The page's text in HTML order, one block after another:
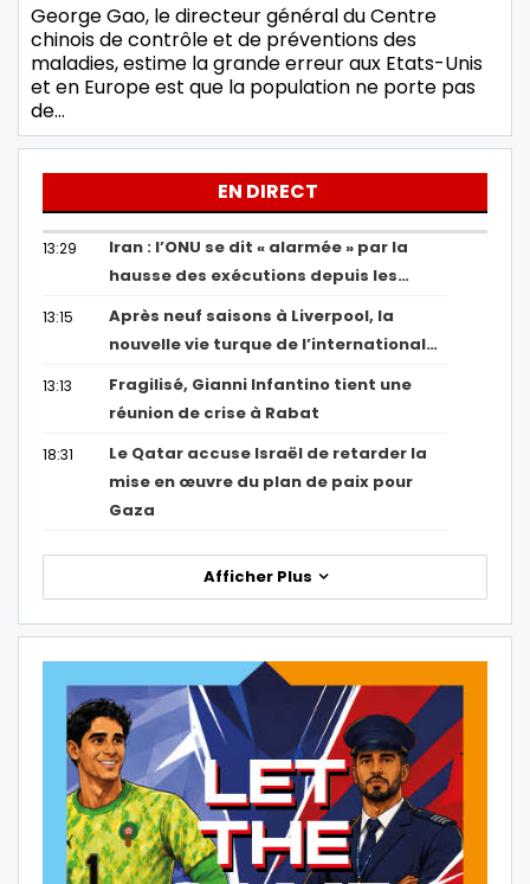
George Gao, le directeur général du Centre
chinois de contrôle et de préventions des
maladies, estime la grande erreur aux Etats-Unis
et en Europe est que la population ne porte pas
de…
EN DIRECT
13:29
Iran : l’ONU se dit « alarmée » par la
hausse des exécutions depuis les…
13:15
Après neuf saisons à Liverpool, la
nouvelle vie turque de l’international…
13:13
Fragilisé, Gianni Infantino tient une
réunion de crise à Rabat
18:31
Le Qatar accuse Israël de retarder la
mise en œuvre du plan de paix pour
Gaza
Afficher Plus